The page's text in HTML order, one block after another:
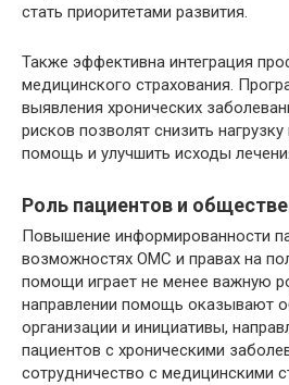
стать приоритетами развития.
Также эффективна интеграция
медицинского страхования.
выявления хронических
рисков позволят снизить
помощь и улучшить исходы
Роль пациентов и
Повышение информированности
возможностях ОМС и правах на
помощи играет не менее важную
направлении помощь оказывают
организации и инициативы,
пациентов с хроническими
сотрудничество с медицинскими